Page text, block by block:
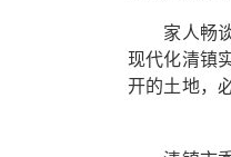
家人畅谈
现代化清镇
开的土地，